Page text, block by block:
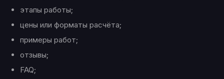
этапы работы;
цены или форматы расчёта;
примеры работ;
отзывы;
FAQ;